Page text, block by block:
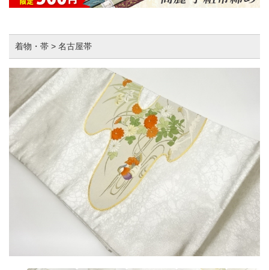
着物・帯 > 名古屋帯